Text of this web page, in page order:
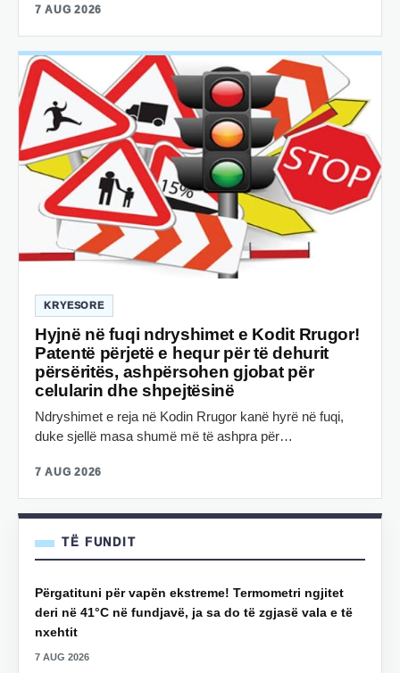
7 AUG 2026
KRYESORE
Hyjnë në fuqi ndryshimet e Kodit Rrugor!
Patentë përjetë e hequr për të dehurit
përsëritës, ashpërsohen gjobat për
celularin dhe shpejtësinë
Ndryshimet e reja në Kodin Rrugor kanë hyrë në fuqi,
duke sjellë masa shumë më të ashpra për…
7 AUG 2026
TË FUNDIT
Përgatituni për vapën ekstreme! Termometri ngjitet
deri në 41°C në fundjavë, ja sa do të zgjasë vala e të
nxehtit
7 AUG 2026